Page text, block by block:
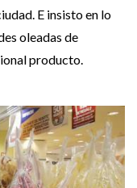
E insisto en lo
oleadas de
producto.